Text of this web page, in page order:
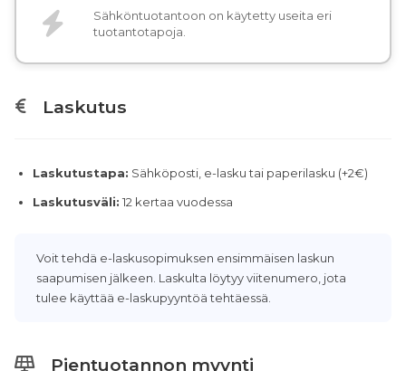
Sähköntuotantoon on käytetty useita eri
tuotantotapoja.
Laskutus
Laskutustapa: Sähköposti, e-lasku tai paperilasku (+2€)
Laskutusväli: 12 kertaa vuodessa
Voit tehdä e-laskusopimuksen ensimmäisen laskun
saapumisen jälkeen. Laskulta löytyy viitenumero, jota
tulee käyttää e-laskupyyntöä tehtäessä.
Pientuotannon myynti